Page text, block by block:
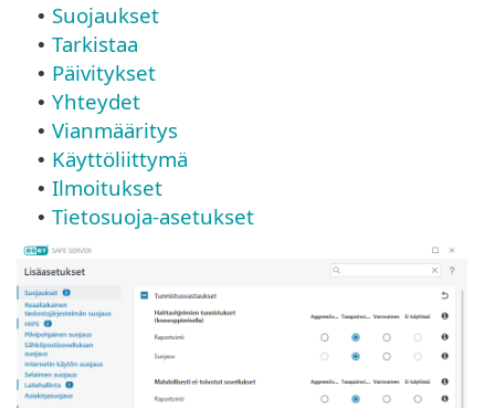
• Suojaukset
• Tarkistaa
• Päivitykset
• Yhteydet
• Vianmääritys
• Käyttöliittymä
• Ilmoitukset
• Tietosuoja-asetukset